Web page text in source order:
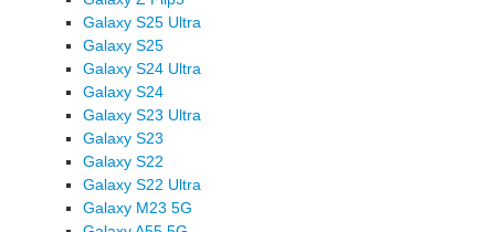
Galaxy S25 Ultra
Galaxy S25
Galaxy S24 Ultra
Galaxy S24
Galaxy S23 Ultra
Galaxy S23
Galaxy S22
Galaxy S22 Ultra
Galaxy M23 5G